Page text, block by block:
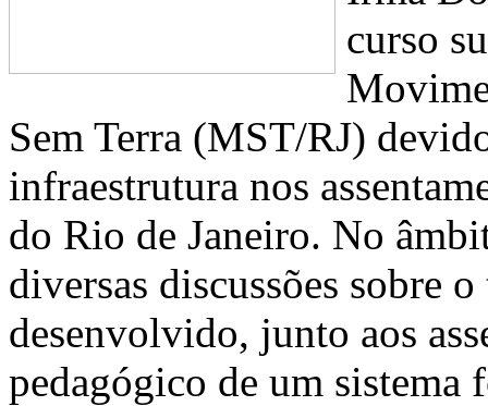
curso
Sem Terra (MST/RJ)
infraestrutura nos
do Rio de Janeiro. No
diversas discussões sobre
desenvolvido, junto aos
pedagógico de um sistema